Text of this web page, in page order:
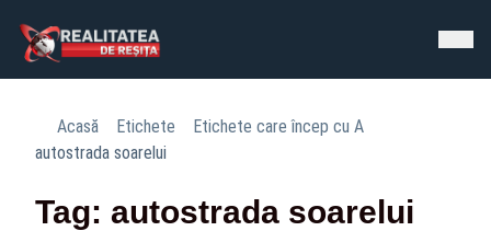
Acasă Etichete
Etichete care încep cu A
autostrada soarelui
Tag: autostrada soarelui